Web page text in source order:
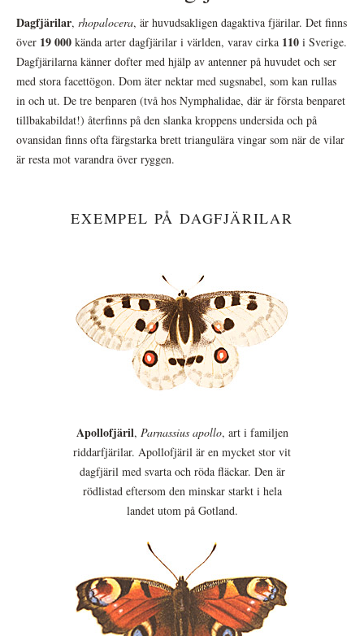
Dagfjärilar, rhopalocera, är huvudsakligen dagaktiva fjärilar. Det finns
över 19 000 kända arter dagfjärilar i världen, varav cirka 110 i Sverige.
Dagfjärilarna känner dofter med hjälp av antenner på huvudet och ser
med stora facettögon. Dom äter nektar med sugsnabel, som kan rullas
in och ut. De tre benparen (två hos Nymphalidae, där är första benparet
tillbakabildat!) återfinns på den slanka kroppens undersida och på
ovansidan finns ofta färgstarka brett triangulära vingar som när de vilar
är resta mot varandra över ryggen.
EXEMPEL PÅ DAGFJÄRILAR
Apollofjäril, Parnassius apollo, art i familjen
riddarfjärilar. Apollofjäril är en mycket stor vit
dagfjäril med svarta och röda fläckar. Den är
rödlistad eftersom den minskar starkt i hela
landet utom på Gotland.